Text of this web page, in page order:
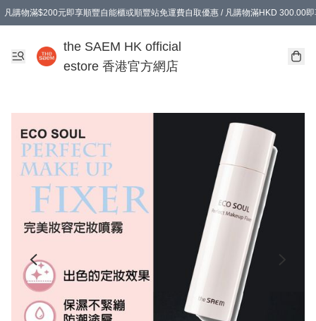
凡購物滿$200元即享順豐自能櫃或順豐站免運費自取優惠 / 凡購物滿HKD 300.00
the SAEM HK official
estore 香港官方網店